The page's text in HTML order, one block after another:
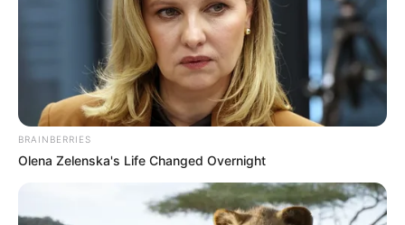
BRAINBERRIES
Olena Zelenska's Life Changed Overnight